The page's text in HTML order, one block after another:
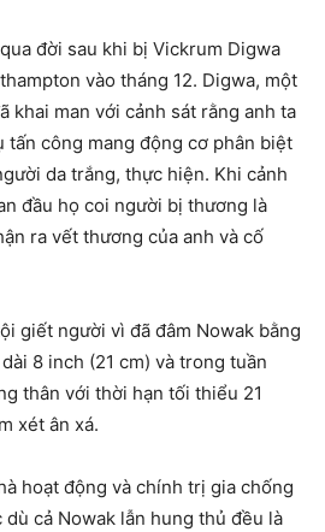
đời sau khi bị Vickrum Digwa
vào tháng 12. Digwa, một
khai man với cảnh sát rằng anh ta
tấn công mang động cơ phân biệt
da trắng, thực hiện. Khi cảnh
đầu họ coi người bị thương là
ra vết thương của anh và cố
giết người vì đã đâm Nowak bằng
8 inch (21 cm) và trong tuần
thân với thời hạn tối thiểu 21
xét ân xá.
hoạt động và chính trị gia chống
dù cả Nowak lẫn hung thủ đều là